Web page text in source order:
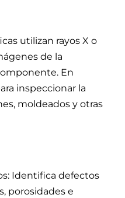
utilizan rayos X o
de la
En
inspeccionar la
moldeados y otras
Identifica defectos
porosidades e